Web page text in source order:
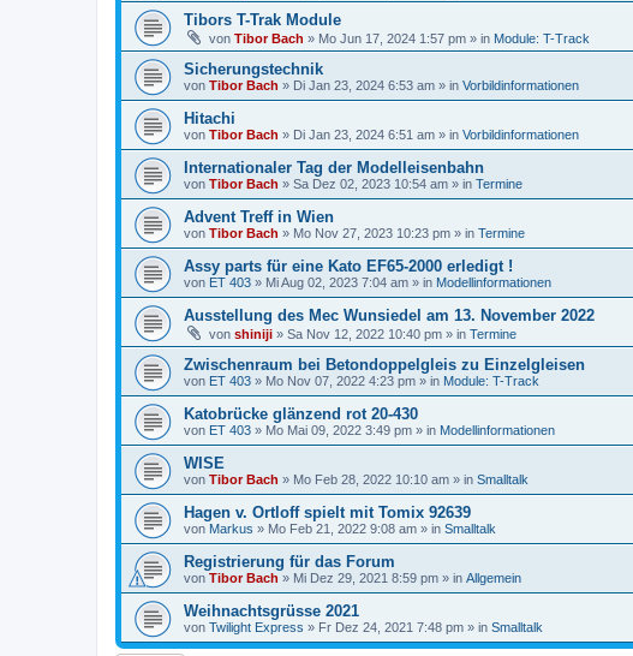
Tibors T-Trak Module
von Tibor Bach » Mo Jun 17, 2024 1:57 pm » in Module: T-Track
Sicherungstechnik
von Tibor Bach » Di Jan 23, 2024 6:53 am » in Vorbildinformationen
Hitachi
von Tibor Bach » Di Jan 23, 2024 6:51 am » in Vorbildinformationen
Internationaler Tag der Modelleisenbahn
von Tibor Bach » Sa Dez 02, 2023 10:54 am » in Termine
Advent Treff in Wien
von Tibor Bach » Mo Nov 27, 2023 10:23 pm » in Termine
Assy parts für eine Kato EF65-2000 erledigt !
von ET 403 » Mi Aug 02, 2023 7:04 am » in Modellinformationen
Ausstellung des Mec Wunsiedel am 13. November 2022
von shiniji » Sa Nov 12, 2022 10:40 pm » in Termine
Zwischenraum bei Betondoppelgleis zu Einzelgleisen
von ET 403 » Mo Nov 07, 2022 4:23 pm » in Module: T-Track
Katobrücke glänzend rot 20-430
von ET 403 » Mo Mai 09, 2022 3:49 pm » in Modellinformationen
WISE
von Tibor Bach » Mo Feb 28, 2022 10:10 am » in Smalltalk
Hagen v. Ortloff spielt mit Tomix 92639
von Markus » Mo Feb 21, 2022 9:08 am » in Smalltalk
Registrierung für das Forum
von Tibor Bach » Mi Dez 29, 2021 8:59 pm » in Allgemein
Weihnachtsgrüsse 2021
von Twilight Express » Fr Dez 24, 2021 7:48 pm » in Smalltalk